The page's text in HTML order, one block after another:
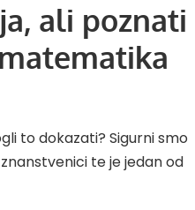
ali poznati
to dokazati? Sigurni smo
te je jedan od